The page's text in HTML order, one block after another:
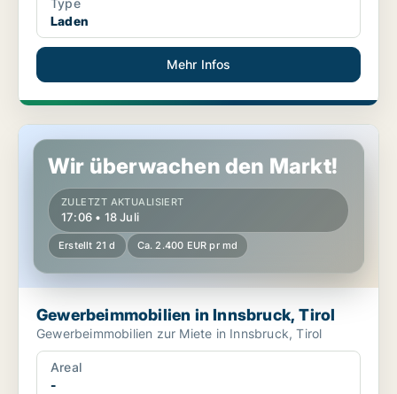
Type
Laden
Mehr Infos
Gewerbeimmobilien in Innsbruck, Tirol
Wir überwachen den Markt!
ZULETZT AKTUALISIERT
17:06 • 18 Juli
Erstellt 21 d Ca. 2.400 EUR pr md
Gewerbeimmobilien in Innsbruck, Tirol
Gewerbeimmobilien zur Miete in Innsbruck, Tirol
Areal
-